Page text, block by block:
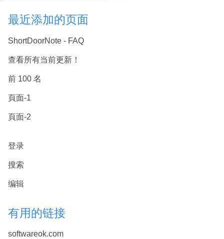
最近添加的页面
ShortDoorNote - FAQ
查看所有当前更新！
前 100 名
頁面-1
頁面-2
登录
搜索
编辑
有用的链接
softwareok.com